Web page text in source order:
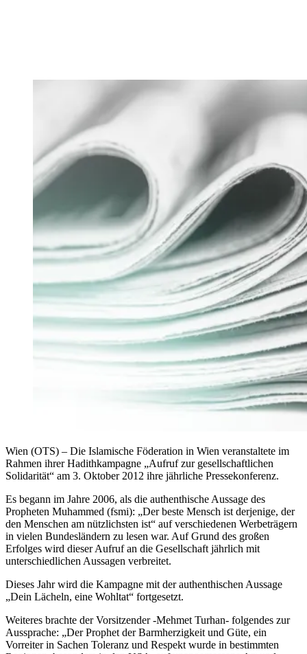
Wien (OTS) – Die Islamische Föderation in Wien veranstaltete im
Rahmen ihrer Hadithkampagne „Aufruf zur gesellschaftlichen
Solidarität“ am 3. Oktober 2012 ihre jährliche Pressekonferenz.
Es begann im Jahre 2006, als die authenthische Aussage des
Propheten Muhammed (fsmi): „Der beste Mensch ist derjenige, der
den Menschen am nützlichsten ist“ auf verschiedenen Werbeträgern
in vielen Bundesländern zu lesen war. Auf Grund des großen
Erfolges wird dieser Aufruf an die Gesellschaft jährlich mit
unterschiedlichen Aussagen verbreitet.
Dieses Jahr wird die Kampagne mit der authenthischen Aussage
„Dein Lächeln, eine Wohltat“ fortgesetzt.
Weiteres brachte der Vorsitzender -Mehmet Turhan- folgendes zur
Aussprache: „Der Prophet der Barmherzigkeit und Güte, ein
Vorreiter in Sachen Toleranz und Respekt wurde in bestimmten